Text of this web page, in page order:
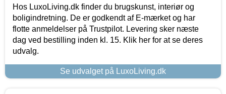
Hos LuxoLiving.dk finder du brugskunst, interiør og
boligindretning. De er godkendt af E-mærket og har
flotte anmeldelser på Trustpilot. Levering sker næste
dag ved bestilling inden kl. 15. Klik her for at se deres
udvalg.
Se udvalget på LuxoLiving.dk